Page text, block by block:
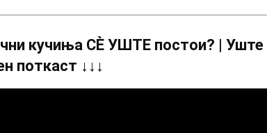
кучиња СÈ УШТЕ постои? | Уште
поткаст ↓↓↓